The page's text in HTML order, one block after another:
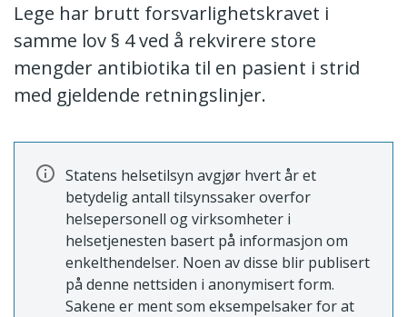
Lege har brutt forsvarlighetskravet i
samme lov § 4 ved å rekvirere store
mengder antibiotika til en pasient i strid
med gjeldende retningslinjer.
Statens helsetilsyn avgjør hvert år et
betydelig antall tilsynssaker overfor
helsepersonell og virksomheter i
helsetjenesten basert på informasjon om
enkelthendelser. Noen av disse blir publisert
på denne nettsiden i anonymisert form.
Sakene er ment som eksempelsaker for at